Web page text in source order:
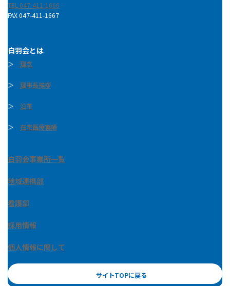
TEL 047-411-1666
FAX 047-411-1667
白羽会とは
＞ 理念
＞ 理事長挨拶
＞ 沿革
＞ 在宅医療実績
白羽会事業所一覧
地域連携部
看護部
採用情報
個人情報に関して
サイトTOPに戻る